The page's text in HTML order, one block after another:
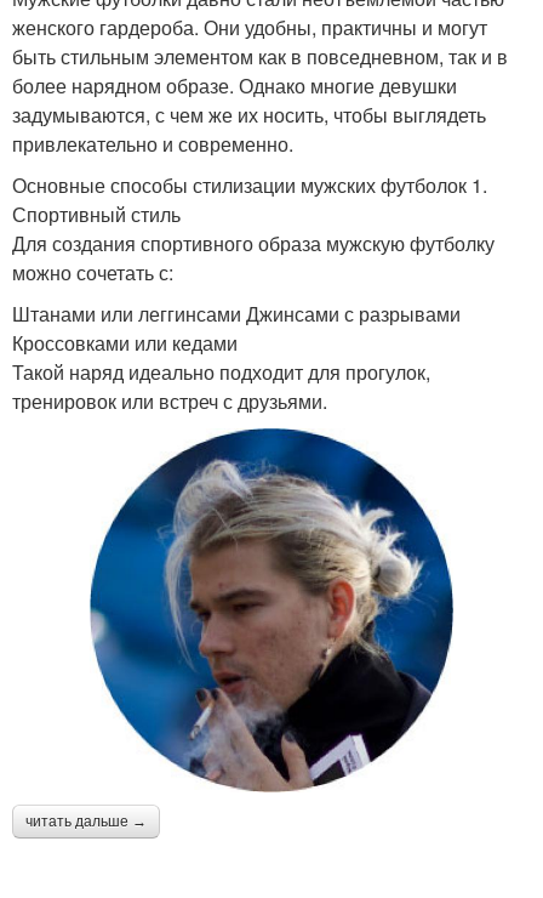
женского гардероба. Они удобны, практичны и могут
быть стильным элементом как в повседневном, так и в
более нарядном образе. Однако многие девушки
задумываются, с чем же их носить, чтобы выглядеть
привлекательно и современно.
Основные способы стилизации мужских футболок 1.
Спортивный стиль
Для создания спортивного образа мужскую футболку
можно сочетать с:
Штанами или леггинсами Джинсами с разрывами
Кроссовками или кедами
Такой наряд идеально подходит для прогулок,
тренировок или встреч с друзьями.
читать дальше →